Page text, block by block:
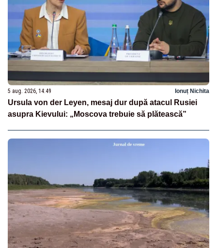
5 aug. 2026, 14:49 Ionuț Nichita
Ursula von der Leyen, mesaj dur după atacul Rusiei
asupra Kievului: „Moscova trebuie să plătească”